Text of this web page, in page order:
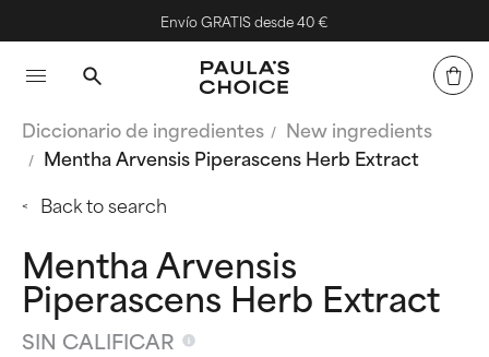
Envío GRATIS desde 40 €
Diccionario de ingredientes
New ingredients
Mentha Arvensis Piperascens Herb Extract
Back to search
Mentha Arvensis
Piperascens Herb Extract
SIN CALIFICAR